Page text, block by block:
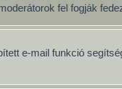
fel fogják
e-mail funkció